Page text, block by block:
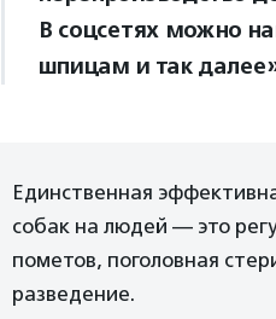
В соцсетях можно
шпицам и так
Единственная
собак на людей — это
пометов, поголовная
разведение.